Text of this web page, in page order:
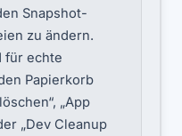
Snapshot-
zu ändern.
für echte
Papierkorb
„App
„Dev Cleanup